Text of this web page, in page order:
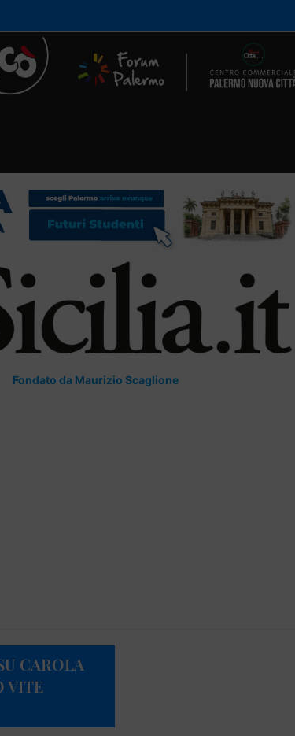
Fondato da Maurizio Scaglione
CAROLA
VITE